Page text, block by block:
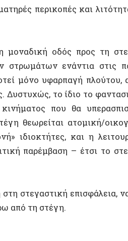
και η λειτουργία της
– έτσι το στεγαστικό
επισφάλεια, να είναι η
στέγη.